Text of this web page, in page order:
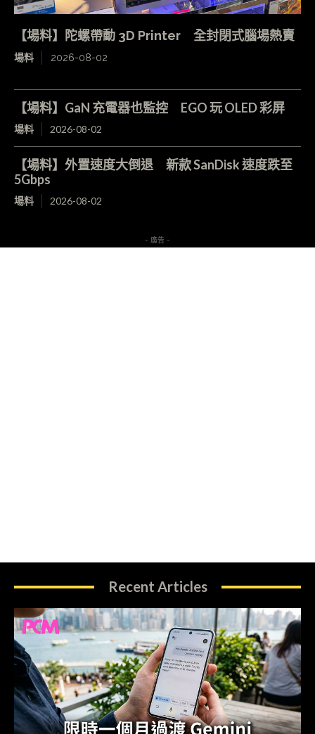
【場料】陀螺帶動 3D Printer 全封閉式腦場熱賣
場料 2026-08-02
【場料】GaN 充電器也監控 EGO 玩 OLED 彩屏
場料 2026-08-02
【場料】外置速度大倒退 新款 SanDisk 速度跌至
5Gbps
場料 2026-08-02
- 廣告 -
Recent Articles